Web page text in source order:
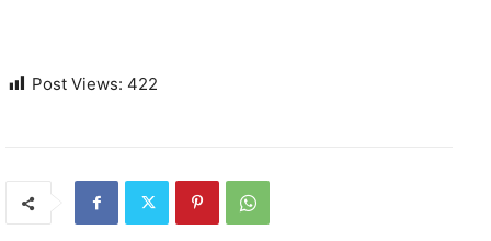
Post Views: 422